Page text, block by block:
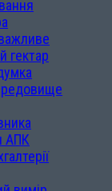
гектар
АПК